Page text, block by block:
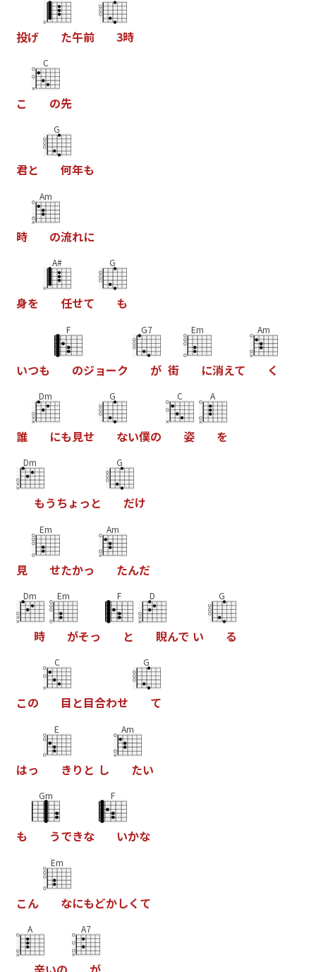
投げ た午前 3時
こ
C
の先
君と
G
何年も
時
Am
の流れに
身を
A#
任せて
G
も
いつも
F
のジョーク
G7
が 街
Em
に消えて
Am
く
誰
Dm
にも見せ
G
ない僕の
C
姿
A
を
Dm
もう ちょ っ と
G
だけ
見
Em
せたかっ
Am
たんだ
Dm
時
Em
がそっ
F
と
D
睨んで い
G
る
この
C
目 と目合わせ
G
て
はっ
E
き り と し
Am
たい
も
Gm
うできな
F
いかな
こん
Em
なにもどかしく て
A A7